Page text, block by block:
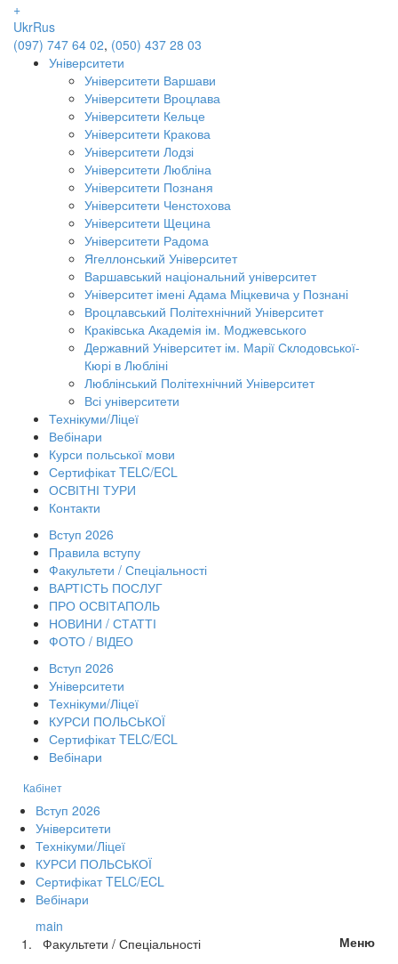
+
UkrRus
(097) 747 64 02, (050) 437 28 03
Університети
Університети Варшави
Університети Вроцлава
Університети Кельце
Університети Кракова
Університети Лодзі
Університети Любліна
Університети Познаня
Університети Ченстохова
Університети Щецина
Університети Радома
Ягеллонський Університет
Варшавський національний університет
Університет імені Адама Міцкевича у Познані
Вроцлавський Політехнічний Університет
Краківська Академія ім. Моджевського
Державний Університет ім. Марії Склодовської-
Кюрі в Любліні
Люблінський Політехнічний Університет
Всі університети
Технікуми/Ліцеї
Вебінари
Курси польської мови
Сертифікат TELC/ECL
ОСВІТНІ ТУРИ
Контакти
Вступ 2026
Правила вступу
Факультети / Спеціальності
ВАРТІСТЬ ПОСЛУГ
ПРО ОСВІТАПОЛЬ
НОВИНИ / СТАТТІ
ФОТО / ВІДЕО
Вступ 2026
Університети
Технікуми/Ліцеї
КУРСИ ПОЛЬСЬКОЇ
Сертифікат TELC/ECL
Вебінари
Кабінет
Вступ 2026
Університети
Технікуми/Ліцеї
КУРСИ ПОЛЬСЬКОЇ
Сертифікат TELC/ECL
Вебінари
Меню
main
Факультети / Спеціальності